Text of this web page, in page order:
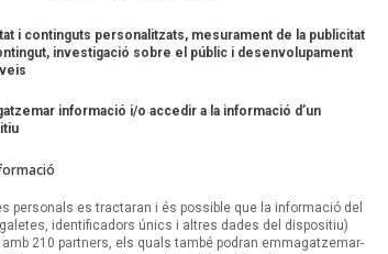
"Postlude To A Kiss"
Goran Levi
i continguts personalitzats, mesurament de la publicitat
investigació sobre el públic i desenvolupament
informació i/o accedir a la informació d’un
personals es tractaran i és possible que la informació del
identificadors únics i altres dades del dispositiu)
210 partners, els quals també podran emmagatzemar-